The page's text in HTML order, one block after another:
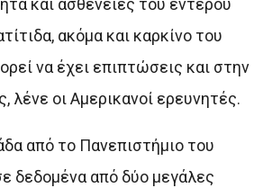
και ασθένειες του εντέρου
ακόμα και καρκίνο του
να έχει επιπτώσεις και στην
λένε οι Αμερικανοί ερευνητές.
από το Πανεπιστήμιο του
δεδομένα από δύο μεγάλες